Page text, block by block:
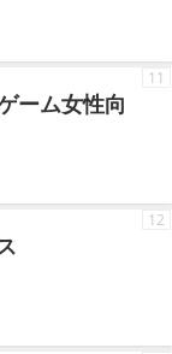
ーム女性向
11
12